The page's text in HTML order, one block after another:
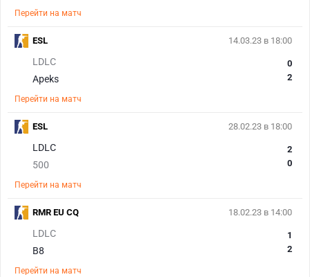
Перейти на матч
14.03.23 в 18:00
LDLC
Apeks
0
2
Перейти на матч
ESL
28.02.23 в 18:00
LDLC
500
2
0
Перейти на матч
ESL
18.02.23 в 14:00
LDLC
B8
1
2
Перейти на матч
RMR EU CQ